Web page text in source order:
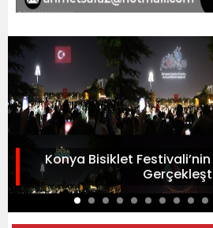
Konya Bisiklet Festivali’nin